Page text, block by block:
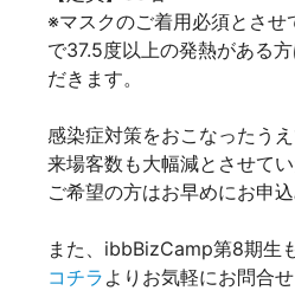
※マスクのご着用必須とさせ
で37.5度以上の発熱がある
だきます。
感染症対策をおこなったうえ
来場客数も大幅減とさせて
ご希望の方はお早めにお申
また、ibbBizCamp第8期生
コチラ よりお気軽にお問合